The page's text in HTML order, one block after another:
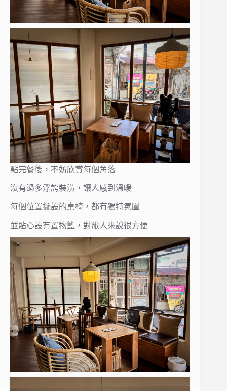
點完餐後，不妨欣賞每個角落
沒有過多浮誇裝潢，讓人感到溫暖
每個位置擺設的桌椅，都有獨特氛圍
並貼心設有置物籃，對旅人來說很方便